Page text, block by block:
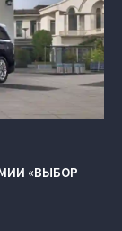
«ВЫБОР